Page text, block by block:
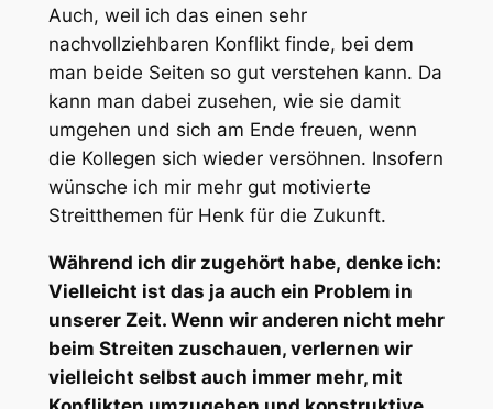
Auch, weil ich das einen sehr
nachvollziehbaren Konflikt finde, bei dem
man beide Seiten so gut verstehen kann. Da
kann man dabei zusehen, wie sie damit
umgehen und sich am Ende freuen, wenn
die Kollegen sich wieder versöhnen. Insofern
wünsche ich mir mehr gut motivierte
Streitthemen für Henk für die Zukunft.
Während ich dir zugehört habe, denke ich:
Vielleicht ist das ja auch ein Problem in
unserer Zeit. Wenn wir anderen nicht mehr
beim Streiten zuschauen, verlernen wir
vielleicht selbst auch immer mehr, mit